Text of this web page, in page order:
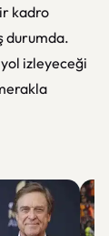
kadro
durumda.
izleyeceği